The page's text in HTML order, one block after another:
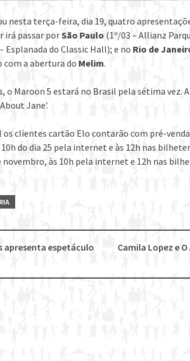
nesta terça-feira, dia 19, quatro
irá passar porSão Paulo (1º/03 – Allianz
Esplanada do Classic Hall); e no Rio de
com a abertura do Melim.
o Maroon 5 estará no Brasil pela sétima vez.
Jane’.
clientes cartão Elo contarão com pré-venda
do dia 25 pela internet e às 12h nas
novembro, às 10h pela internet e 12h nas
Camila Lopez e
apresenta espetáculo